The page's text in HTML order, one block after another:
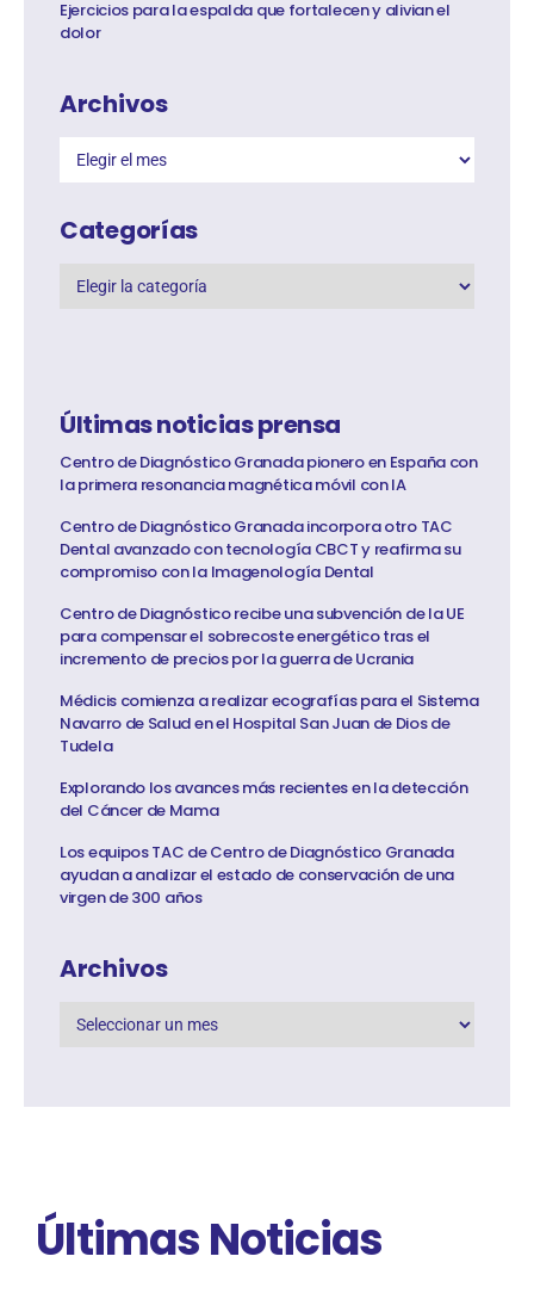
Ejercicios para la espalda que fortalecen y alivian el
dolor
Archivos
Categorías
Últimas noticias prensa
Centro de Diagnóstico Granada pionero en España con
la primera resonancia magnética móvil con IA
Centro de Diagnóstico Granada incorpora otro TAC
Dental avanzado con tecnología CBCT y reafirma su
compromiso con la Imagenología Dental
Centro de Diagnóstico recibe una subvención de la UE
para compensar el sobrecoste energético tras el
incremento de precios por la guerra de Ucrania
Médicis comienza a realizar ecografías para el Sistema
Navarro de Salud en el Hospital San Juan de Dios de
Tudela
Explorando los avances más recientes en la detección
del Cáncer de Mama
Los equipos TAC de Centro de Diagnóstico Granada
ayudan a analizar el estado de conservación de una
virgen de 300 años
Archivos
Últimas Noticias